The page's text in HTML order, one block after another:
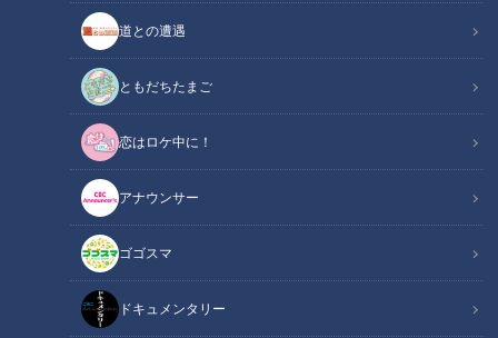
道との遭遇
ともだちたまご
恋はロケ中に！
アナウンサー
ゴゴスマ
ドキュメンタリー
この記事の画像